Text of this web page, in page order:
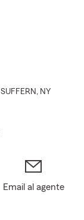
SUFFERN , NY
Email al agente